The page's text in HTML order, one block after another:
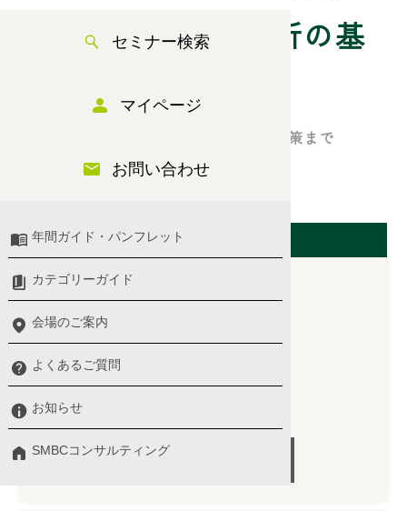
セミナー検索
マイページ
お問い合わせ
年間ガイド・パンフレット
カテゴリーガイド
会場のご案内
よくあるご質問
お知らせ
SMBCコンサルティング
与信管理と企業分析の基
礎知識
与信管理に問題が発生した場合の対応策まで
開催日（東京会場）
2026/07/10(金)
プログラム詳細 ＞